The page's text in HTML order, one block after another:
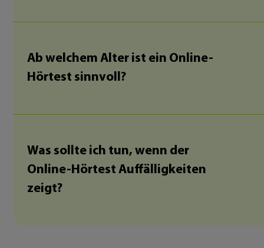
Ab welchem Alter ist ein Online-
Hörtest sinnvoll?
Was sollte ich tun, wenn der
Online-Hörtest Auffälligkeiten
zeigt?